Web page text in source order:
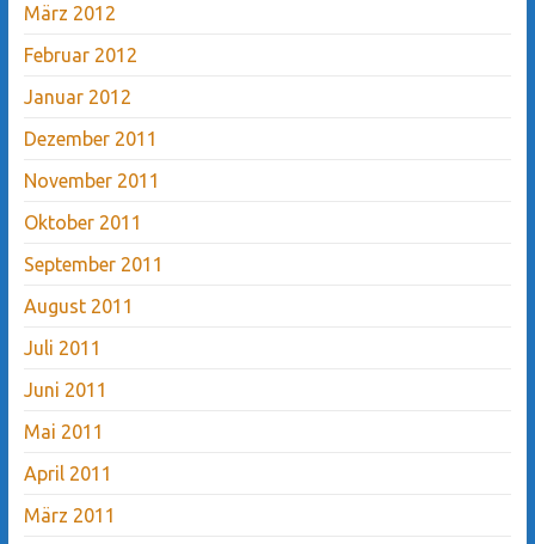
März 2012
Februar 2012
Januar 2012
Dezember 2011
November 2011
Oktober 2011
September 2011
August 2011
Juli 2011
Juni 2011
Mai 2011
April 2011
März 2011